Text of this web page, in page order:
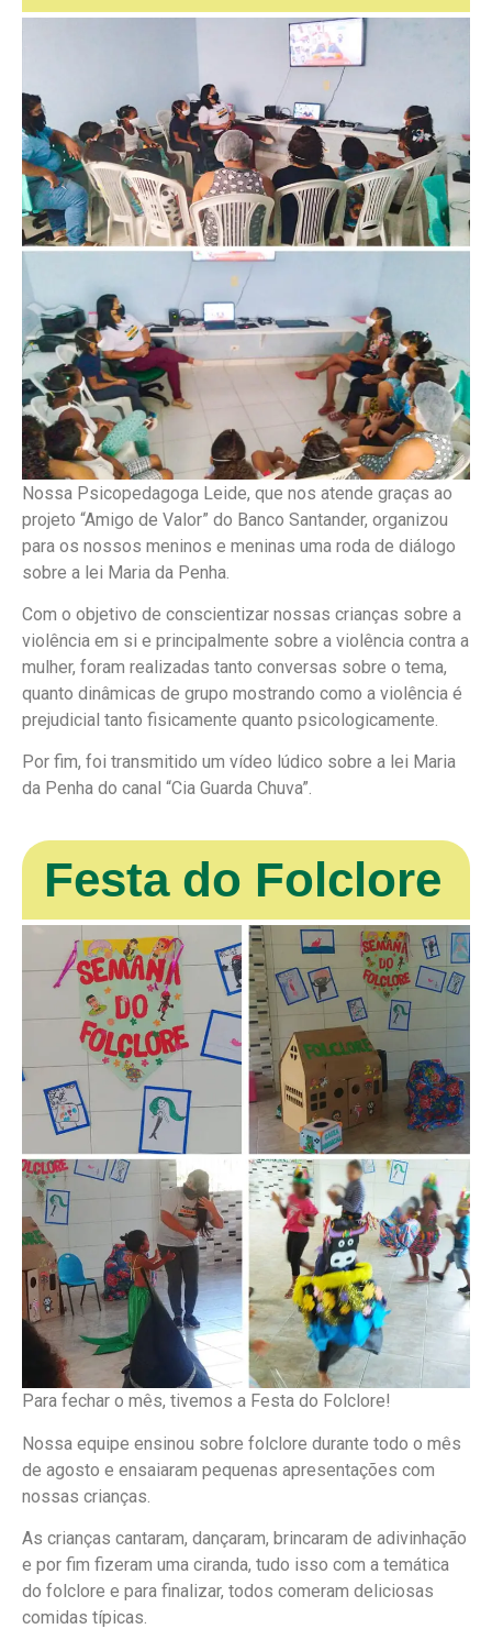
Nossa Psicopedagoga Leide, que nos atende graças ao
projeto “Amigo de Valor” do Banco Santander, organizou
para os nossos meninos e meninas uma roda de diálogo
sobre a lei Maria da Penha.
Com o objetivo de conscientizar nossas crianças sobre a
violência em si e principalmente sobre a violência contra a
mulher, foram realizadas tanto conversas sobre o tema,
quanto dinâmicas de grupo mostrando como a violência é
prejudicial tanto fisicamente quanto psicologicamente.
Por fim, foi transmitido um vídeo lúdico sobre a lei Maria
da Penha do canal “Cia Guarda Chuva”.
Festa do Folclore
Para fechar o mês, tivemos a Festa do Folclore!
Nossa equipe ensinou sobre folclore durante todo o mês
de agosto e ensaiaram pequenas apresentações com
nossas crianças.
As crianças cantaram, dançaram, brincaram de adivinhação
e por fim fizeram uma ciranda, tudo isso com a temática
do folclore e para finalizar, todos comeram deliciosas
comidas típicas.